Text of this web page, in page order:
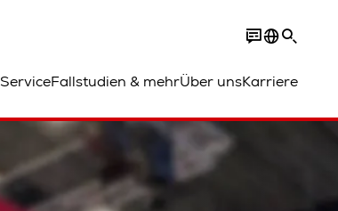
ServiceFallstudien & mehrÜber unsKarriere